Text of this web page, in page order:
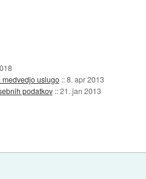
uslugo ::8. apr 2013
podatkov ::21. jan 2013